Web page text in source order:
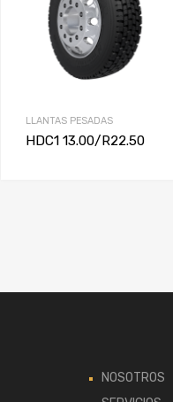
LLANTAS PESADAS
HDC1 13.00/R22.50
NOSOTROS